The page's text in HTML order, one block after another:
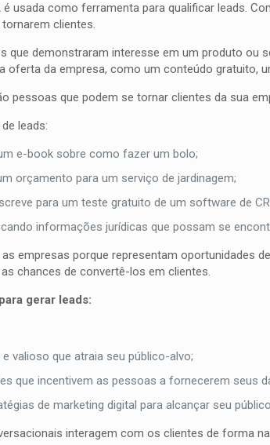
é usada como ferramenta para qualificar leads.
clientes.
que demonstraram interesse em um produto ou
oferta da empresa, como um conteúdo gratuito,
pessoas que podem se tornar clientes da sua
leads:
e-book sobre como fazer um bolo;
orçamento para um serviço de jardinagem;
para um teste gratuito de um software de
informações jurídicas que possam se
empresas porque representam oportunidades
chances de convertê-los em clientes.
gerar leads:
valioso que atraia seu público-alvo;
que incentivem as pessoas a fornecerem seus
de marketing digital para alcançar seu
interagem com os clientes de forma